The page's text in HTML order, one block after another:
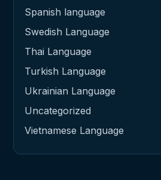
Spanish language
Swedish Language
Thai Language
Turkish Language
Ukrainian Language
Uncategorized
Vietnamese Language